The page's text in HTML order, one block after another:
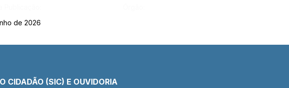
de 2026
CIDADÃO (SIC) E OUVIDORIA